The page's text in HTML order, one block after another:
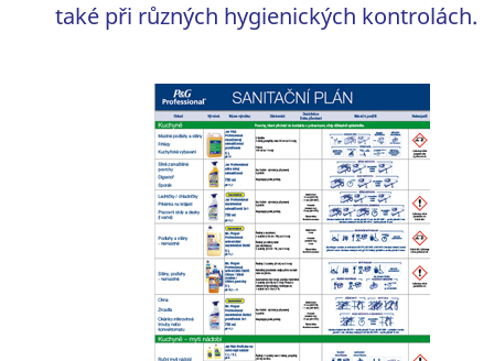
také při různých hygienických kontrolách.